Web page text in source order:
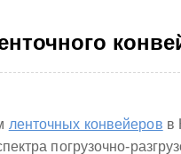
ленточных конвейеров в
погрузочно-